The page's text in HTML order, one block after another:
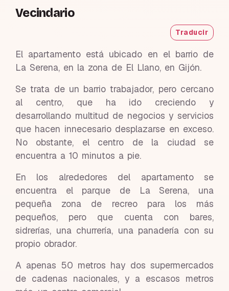
Vecindario
Traducir
El apartamento está ubicado en el barrio de
La Serena, en la zona de El Llano, en Gijón.
Se trata de un barrio trabajador, pero cercano
al centro, que ha ido creciendo y
desarrollando multitud de negocios y servicios
que hacen innecesario desplazarse en exceso.
No obstante, el centro de la ciudad se
encuentra a 10 minutos a pie.
En los alrededores del apartamento se
encuentra el parque de La Serena, una
pequeña zona de recreo para los más
pequeños, pero que cuenta con bares,
sidrerías, una churrería, una panadería con su
propio obrador.
A apenas 50 metros hay dos supermercados
de cadenas nacionales, y a escasos metros